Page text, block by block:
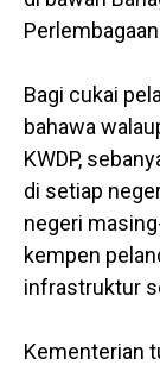
Bagi cukai
bahawa
KWDP,
di setiap
negeri
kempen
infrastruktur
Kementerian